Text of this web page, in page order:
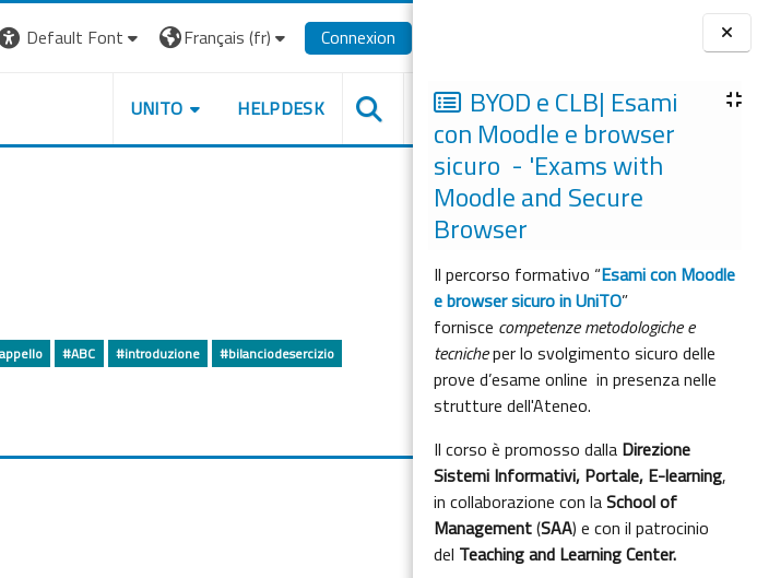
BlocsBYOD e CLB| Esami
con Moodle e browser
sicuro - 'Exams with
Moodle and Secure
Browser
Il percorso formativo “Esami con Moodle
e browser sicuro in UniTO”
fornisce competenze metodologiche e
tecnicheper lo svolgimento sicuro delle
prove d’esame online in presenza nelle
strutture dell'Ateneo.
Il corso è promosso dalla Direzione
Sistemi Informativi, Portale, E-learning,
in collaborazione con laSchool of
Management(SAA) e con il patrocinio
del Teaching and Learning Center.
Default Font Français ‎(fr)‎ Connexion
UNITO HELPDESK
#ABC #introduzione
#bilanciodesercizio